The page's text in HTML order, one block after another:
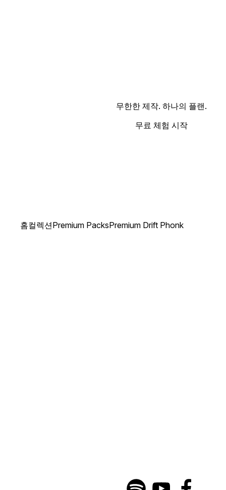
무한한 제작. 하나의 플랜.
무료 체험 시작
홈컬렉션Premium PacksPremium Drift Phonk